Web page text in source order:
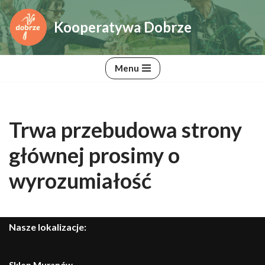
Przejdź
do
Kooperatywa Dobrze
Menu
Trwa przebudowa strony
głównej prosimy o
wyrozumiałość
Nasze lokalizacje: